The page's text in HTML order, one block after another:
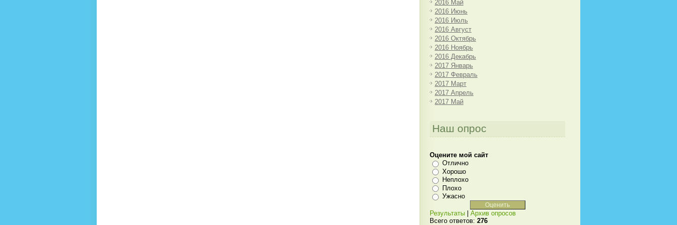
2016 Май
2016 Июнь
2016 Июль
2016 Август
2016 Октябрь
2016 Ноябрь
2016 Декабрь
2017 Январь
2017 Февраль
2017 Март
2017 Апрель
2017 Май
Наш опрос
Оцените мой сайт
Отлично
Хорошо
Неплохо
Плохо
Ужасно
Результаты
Архив опросов
Всего ответов: 276